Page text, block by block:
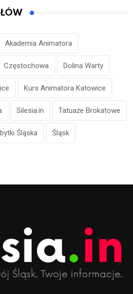
Akademia Animatora
Częstochowa Dolina Warty
Kurs Animatora Katowice
Silesia.in Tatuaże Brokatowe
Śląska Śląsk